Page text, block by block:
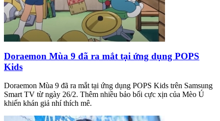
Doraemon Mùa 9 đã ra mắt tại ứng dụng POPS
Kids
Doraemon Mùa 9 đã ra mắt tại ứng dụng POPS Kids trên Samsung
Smart TV từ ngày 26/2. Thêm nhiều bảo bối cực xịn của Mèo Ú
khiến khán giả nhí thích mê.